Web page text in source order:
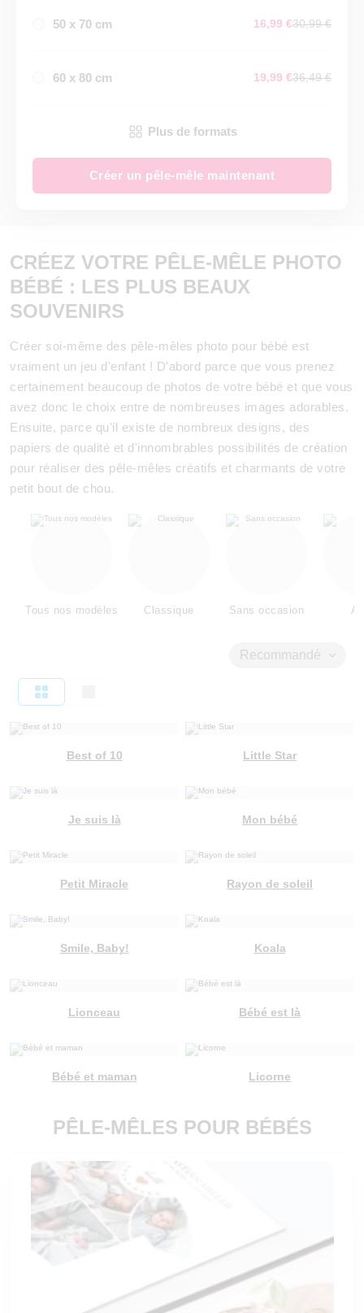
50 x 70 cm 16,99 €30,99 €
60 x 80 cm 19,99 €36,49 €
Plus de formats
Créer un pêle-mêle maintenant
CRÉEZ VOTRE PÊLE-MÊLE PHOTO
BÉBÉ : LES PLUS BEAUX
SOUVENIRS
Créer soi-même des pêle-mêles photo pour bébé est
vraiment un jeu d'enfant ! D'abord parce que vous prenez
certainement beaucoup de photos de votre bébé et que vous
avez donc le choix entre de nombreuses images adorables.
Ensuite, parce qu'il existe de nombreux designs, des
papiers de qualité et d'innombrables possibilités de création
pour réaliser des pêle-mêles créatifs et charmants de votre
petit bout de chou.
Tous nos modèles Classique Sans occasion
Recommandé
Best of 10 Little Star
Je suis là Mon bébé
Petit Miracle Rayon de soleil
Smile, Baby! Koala
Lionceau Bébé est là
Bébé et maman Licorne
PÊLE-MÊLES POUR BÉBÉS